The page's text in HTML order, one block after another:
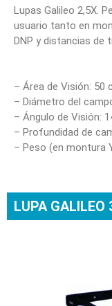
Lupas Galileo 2,5X.
usuario tanto en
DNP y distancias de
– Área de Visión: 50
– Diámetro del
– Ángulo de Visión:
– Profundidad de
– Peso (en montura
LUPA GALILEO